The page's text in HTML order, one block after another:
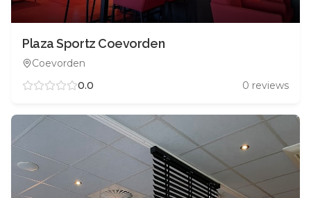
Plaza Sportz Coevorden
Coevorden
0.0
0 reviews